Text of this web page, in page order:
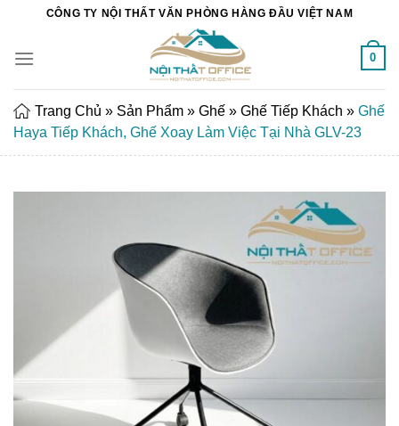
Chuyển
nội
CÔNG TY NỘI THẤT VĂN PHÒNG HÀNG ĐẦU VIỆT NAM
0
Trang Chủ » Sản Phẩm » Ghế » Ghế Tiếp Khách » Ghế
Haya Tiếp Khách, Ghế Xoay Làm Việc Tại Nhà GLV-23